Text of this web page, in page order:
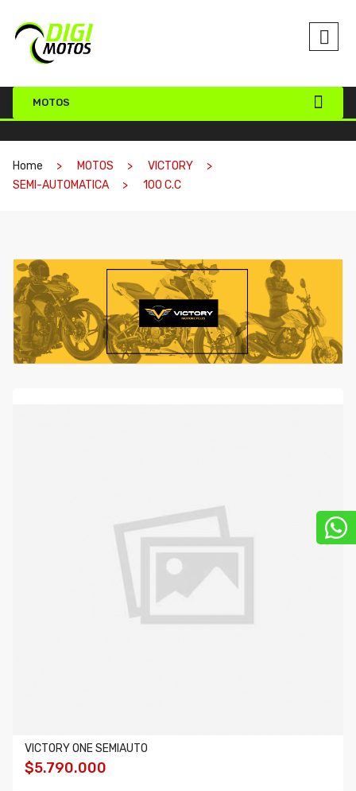
MOTOS
Home MOTOS
VICTORY
SEMI-AUTOMATICA
100 C.C
VICTORY ONE SEMIAUTO
$5.790.000